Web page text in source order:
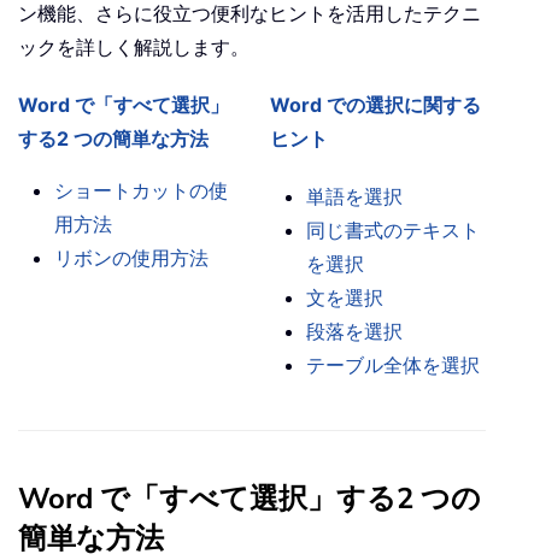
ン機能、さらに役立つ便利なヒントを活用したテクニ
ックを詳しく解説します。
Word で「すべて選択」
する2 つの簡単な方法
ショートカットの使
用方法
リボンの使用方法
Word での選択に関する
ヒント
単語を選択
同じ書式のテキスト
を選択
文を選択
段落を選択
テーブル全体を選択
Word で「すべて選択」する2 つの
簡単な方法